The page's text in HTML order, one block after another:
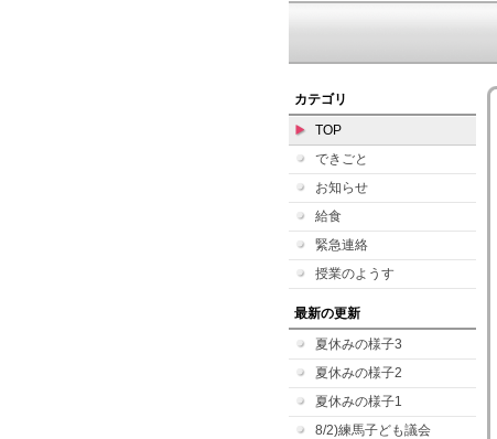
カテゴリ
TOP
できごと
お知らせ
給食
緊急連絡
授業のようす
最新の更新
夏休みの様子3
夏休みの様子2
夏休みの様子1
8/2)練馬子ども議会